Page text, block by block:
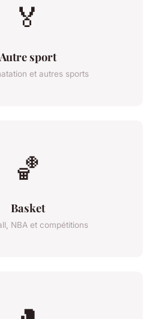
🏅
Autre sport
et autres sports
🏀
Basket
NBA et compétitions